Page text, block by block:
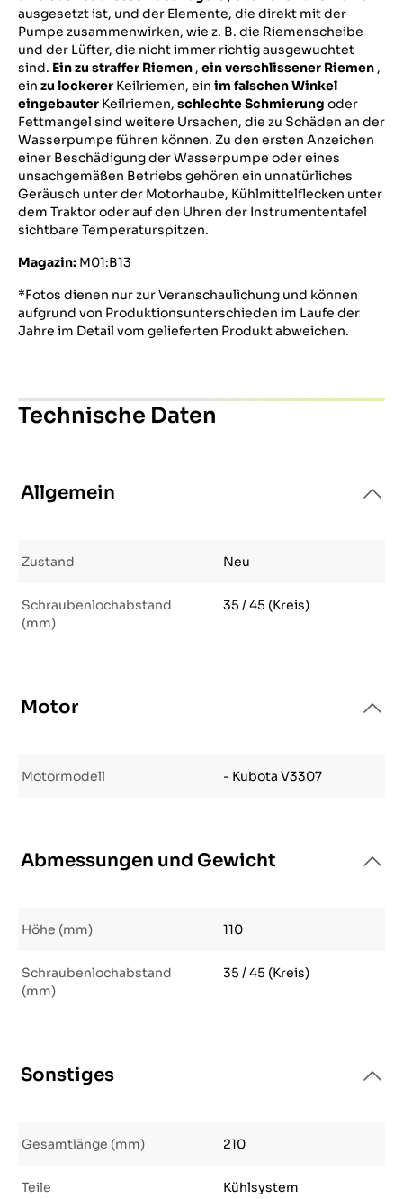
ausgesetzt ist, und der Elemente, die direkt mit der
Pumpe zusammenwirken, wie z. B. die Riemenscheibe
und der Lüfter, die nicht immer richtig ausgewuchtet
sind. Ein zu straffer Riemen , ein verschlissener Riemen ,
ein zu lockerer Keilriemen, ein im falschen Winkel
eingebauter Keilriemen, schlechte Schmierung oder
Fettmangel sind weitere Ursachen, die zu Schäden an der
Wasserpumpe führen können. Zu den ersten Anzeichen
einer Beschädigung der Wasserpumpe oder eines
unsachgemäßen Betriebs gehören ein unnatürliches
Geräusch unter der Motorhaube, Kühlmittelflecken unter
dem Traktor oder auf den Uhren der Instrumententafel
sichtbare Temperaturspitzen.
Magazin: M01:B13
*Fotos dienen nur zur Veranschaulichung und können
aufgrund von Produktionsunterschieden im Laufe der
Jahre im Detail vom gelieferten Produkt abweichen.
Technische Daten
Allgemein
Zustand Neu
Schraubenlochabstand
(mm)
35 / 45 (Kreis)
Motor
Motormodell - Kubota V3307
Abmessungen und Gewicht
Höhe (mm) 110
Schraubenlochabstand
(mm)
35 / 45 (Kreis)
Sonstiges
Gesamtlänge (mm) 210
Teile Kühlsystem